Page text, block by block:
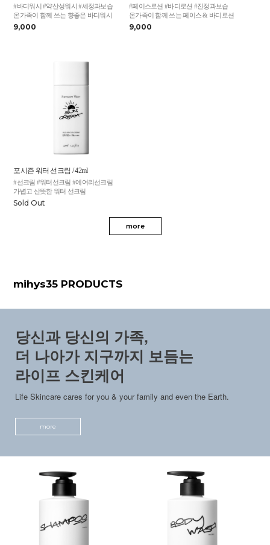
#바디워시 #약산성워시 #세정과보습
온가족이 함께 쓰는 향좋은 바디워시
9,000
#페이스로션 #바디로션 #진정과보습
온가족이 함께 쓰는 페이스 & 바디로션
9,000
포시즌 워터 선크림 / 42ml
#선크림 #워터선크림 #에어리선크림
가볍고 산뜻한 워터 선크림
Sold Out
more
mihys35 PRODUCTS
당신과 당신의 가족,
더 나아가 지구까지 보듬는
라이프 스킨케어
Life Skincare cares for you & your family and even the Earth.
more